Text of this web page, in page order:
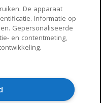
van Property Portals
De apparaat
Informatie op
Gepersonaliseerde
en contentmeting,